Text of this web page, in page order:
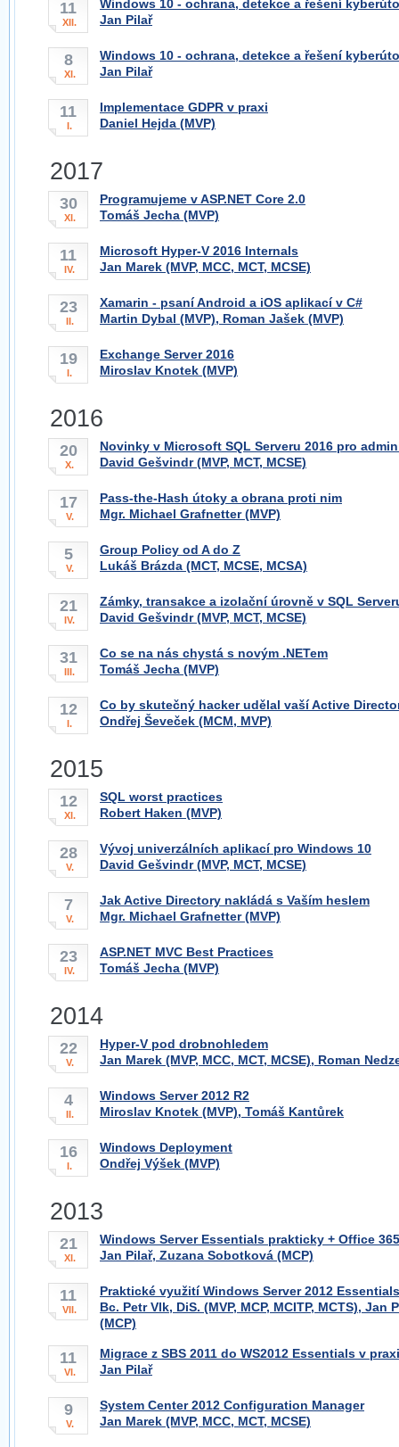
11
XII.
Windows 10 - ochrana, detekce a řešení
Jan Pilař
8
XI.
Windows 10 - ochrana, detekce a řešení
Jan Pilař
11
I.
Implementace GDPR v praxi
Daniel Hejda (MVP)
2017
30
XI.
Programujeme v ASP.NET Core 2.0
Tomáš Jecha (MVP)
11
IV.
Microsoft Hyper-V 2016 Internals
Jan Marek (MVP, MCC, MCT, MCSE)
23
II.
Xamarin - psaní Android a iOS aplikací v C#
Martin Dybal (MVP), Roman Jašek (MVP)
19
I.
Exchange Server 2016
Miroslav Knotek (MVP)
2016
20
X.
Novinky v Microsoft SQL Serveru 2016 pro
David Gešvindr (MVP, MCT, MCSE)
17
V.
Pass-the-Hash útoky a obrana proti nim
Mgr. Michael Grafnetter (MVP)
5
V.
Group Policy od A do Z
Lukáš Brázda (MCT, MCSE, MCSA)
21
IV.
Zámky, transakce a izolační úrovně v SQL
David Gešvindr (MVP, MCT, MCSE)
31
III.
Co se na nás chystá s novým .NETem
Tomáš Jecha (MVP)
12
I.
Co by skutečný hacker udělal vaší Active
Ondřej Ševeček (MCM, MVP)
2015
12
XI.
SQL worst practices
Robert Haken (MVP)
28
V.
Vývoj univerzálních aplikací pro Windows 10
David Gešvindr (MVP, MCT, MCSE)
7
V.
Jak Active Directory nakládá s Vaším heslem
Mgr. Michael Grafnetter (MVP)
23
IV.
ASP.NET MVC Best Practices
Tomáš Jecha (MVP)
2014
22
V.
Hyper-V pod drobnohledem
Jan Marek (MVP, MCC, MCT, MCSE), Roman
4
II.
Windows Server 2012 R2
Miroslav Knotek (MVP), Tomáš Kantůrek
16
I.
Windows Deployment
Ondřej Výšek (MVP)
2013
21
XI.
Windows Server Essentials prakticky + Office
Jan Pilař, Zuzana Sobotková (MCP)
11
VII.
Praktické využití Windows Server 2012
Bc. Petr Vlk, DiS. (MVP, MCP, MCITP, MCTS),
(MCP)
11
VI.
Migrace z SBS 2011 do WS2012 Essentials v praxi
Jan Pilař
9
V.
System Center 2012 Configuration Manager
Jan Marek (MVP, MCC, MCT, MCSE)